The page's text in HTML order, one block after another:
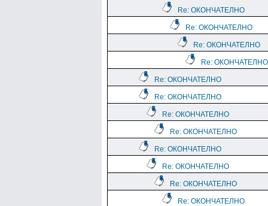
Re: ОКОНЧАТЕЛНО
Re: ОКОНЧАТЕЛНО
Re: ОКОНЧАТЕЛНО
Re: ОКОНЧАТЕЛНО
Re: ОКОНЧАТЕЛНО
Re: ОКОНЧАТЕЛНО
Re: ОКОНЧАТЕЛНО
Re: ОКОНЧАТЕЛНО
Re: ОКОНЧАТЕЛНО
Re: ОКОНЧАТЕЛНО
Re: ОКОНЧАТЕЛНО
Re: ОКОНЧАТЕЛНО